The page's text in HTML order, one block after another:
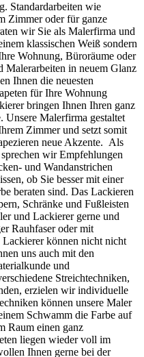
Standardarbeiten wie
Zimmer oder für ganze
wir Sie als Malerfirma und
klassischen Weiß sondern
Wohnung, Büroräume oder
Malerarbeiten in neuem Glanz
Ihnen die neuesten
für Ihre Wohnung
bringen Ihnen Ihren ganz
Unsere Malerfirma gestaltet
Zimmer und setzt somit
neue Akzente. Als
wir Empfehlungen
und Wandanstrichen
ob Sie besser mit einer
beraten sind. Das Lackieren
Schränke und Fußleisten
und Lackierer gerne und
Rauhfaser oder mit
können nicht nicht
uns auch mit den
und
Streichtechniken,
erzielen wir individuelle
können unsere Maler
Schwamm die Farbe auf
Raum einen ganz
liegen wieder voll im
Ihnen gerne bei der